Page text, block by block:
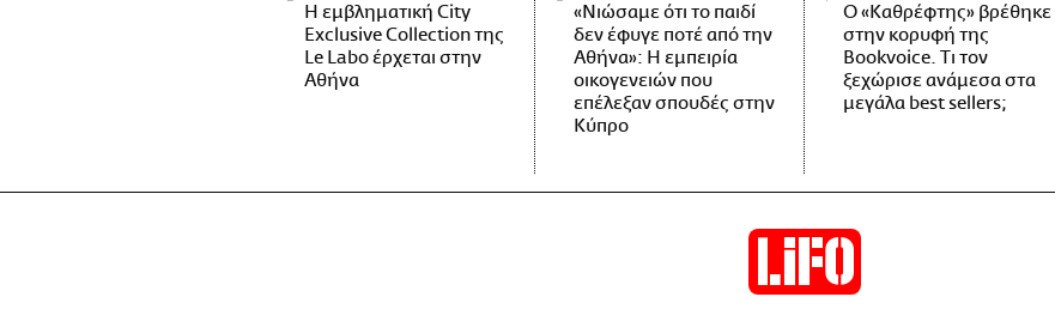
Η εμβληματική City
Exclusive Collection της
Le Labo έρχεται στην
Αθήνα
«Νιώσαμε ότι το παιδί
δεν έφυγε ποτέ από την
Αθήνα»: Η εμπειρία
οικογενειών που
επέλεξαν σπουδές στην
Κύπρο
Ο «Καθρέφτης» βρέθηκε
στην κορυφή της
Bookvoice. Τι τον
ξεχώρισε ανάμεσα στα
μεγάλα best sellers;